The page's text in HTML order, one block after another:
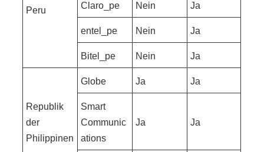
Peru Claro_pe Nein Ja
entel_pe Nein Ja
Bitel_pe Nein Ja
Republik
der
Philippinen
Globe Ja Ja
Smart
Communic
ations
Ja Ja